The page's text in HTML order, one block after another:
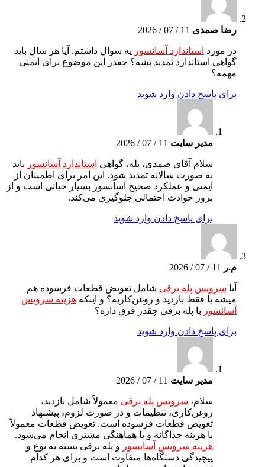
رضا صمدی 11 / 07 / 2026
در مورد استاندارد آسانسور یه سوال داشتم. آیا هر سال باید
گواهی استاندارد تمدید بشه؟ چقدر این موضوع برای ایمنی
مهمه؟
برای پاسخ دادن وارد شوید
مدیر سایت 11 / 07 / 2026
سلام آقای صمدی، بله، گواهی استاندارد آسانسور باید
به صورت سالانه تمدید شود. این امر برای اطمینان از
ایمنی و عملکرد صحیح آسانسور بسیار حیاتی است و از
بروز حوادث احتمالی جلوگیری می‌کند.
برای پاسخ دادن وارد شوید
م.ر 11 / 07 / 2026
آیا سرویس پله برقی شامل تعویض قطعات فرسوده هم
میشه یا فقط بازدید و روغن‌کاریه؟ و اینکه هزینه سرویس
آسانسور با پله برقی چقدر فرق داره؟
برای پاسخ دادن وارد شوید
مدیر سایت 11 / 07 / 2026
سلام، سرویس پله برقی معمولاً شامل بازدید،
روغن‌کاری، تنظیمات و در صورت لزوم، پیشنهاد
تعویض قطعات فرسوده است. تعویض قطعات معمولاً
با هزینه جداگانه و با هماهنگی مشتری انجام می‌شود.
هزینه سرویس آسانسور و پله برقی بسته به نوع و
پیچیدگی دستگاه‌ها متفاوت است و برای هر کدام